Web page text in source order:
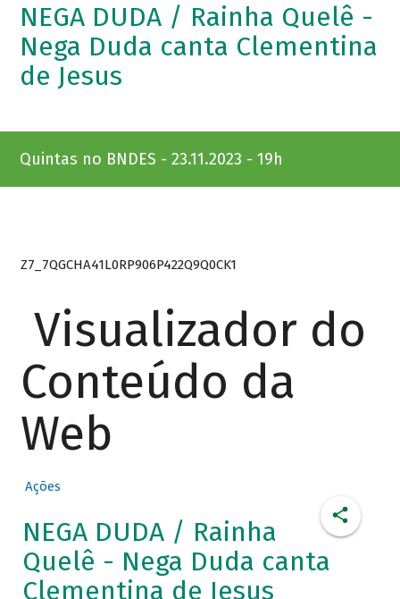
NEGA DUDA / Rainha Quelê -
Nega Duda canta Clementina
de Jesus
Quintas no BNDES - 23.11.2023 - 19h
Z7_7QGCHA41L0RP906P422Q9Q0CK1
Visualizador do
Conteúdo da
Web
Ações
NEGA DUDA / Rainha
Quelê - Nega Duda canta
Clementina de Jesus